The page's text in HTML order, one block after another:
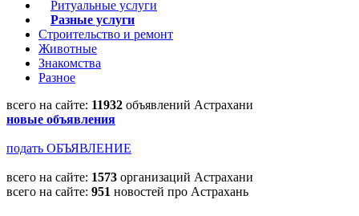
Ритуальные услуги
Разные услуги
Строительство и ремонт
Животные
Знакомства
Разное
всего на сайте: 11932 объявлений Астрахани
новые объявления
подать ОБЪЯВЛЕНИЕ
всего на сайте: 1573 организаций Астрахани
всего на сайте: 951 новостей про Астрахань